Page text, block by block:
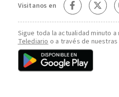
Visitanos en
Sigue toda la actualidad minuto
Telediario o a través de